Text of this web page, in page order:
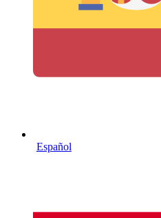
Español